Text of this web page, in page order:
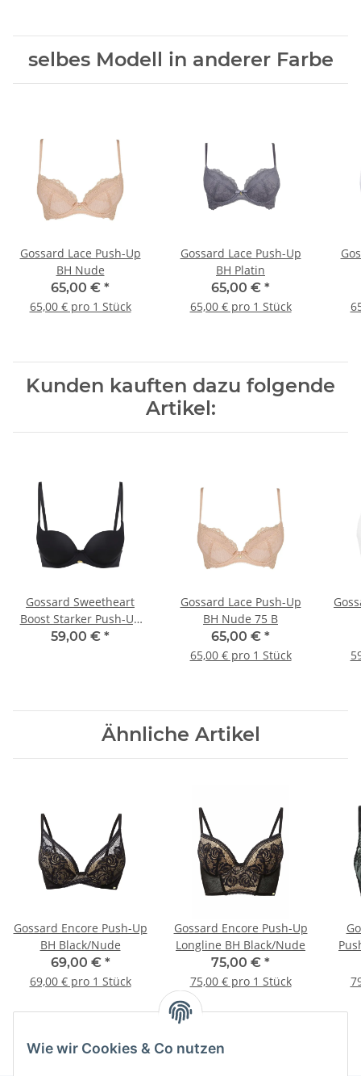
Wie wir Cookies & Co nutzen
selbes Modell in anderer Farbe
Gossard Lace Push-Up
BH Nude
65,00 € *
65,00 € pro 1 Stück
Gossard Lace Push-Up
BH Platin
65,00 € *
65,00 € pro 1 Stück
Kunden kauften dazu folgende
Artikel:
Gossard Sweetheart
Boost Starker Push-Up
BH Black 75 E
59,00 € *
Gossard Lace Push-Up
BH Nude 75 B
65,00 € *
65,00 € pro 1 Stück
Ähnliche Artikel
Gossard Encore Push-Up
BH Black/Nude
69,00 € *
69,00 € pro 1 Stück
Gossard Encore Push-Up
Longline BH Black/Nude
75,00 € *
75,00 € pro 1 Stück